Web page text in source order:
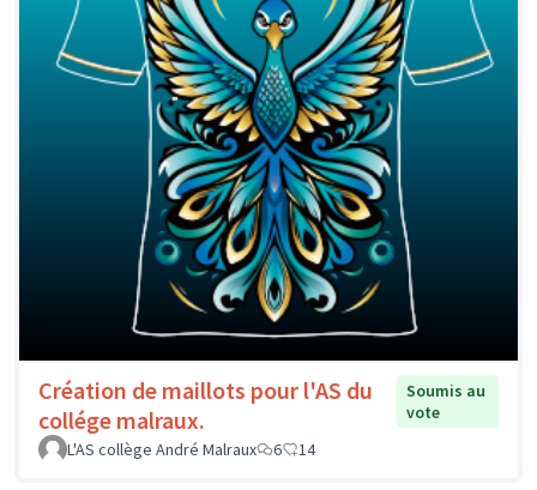
Création de maillots pour l'AS du
collége malraux.
Soumis au
vote
L'AS collège André Malraux
6 14